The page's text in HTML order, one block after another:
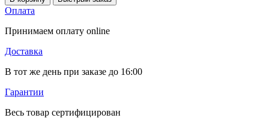
Оплата
Принимаем оплату online
Доставка
В тот же день при заказе до 16:00
Гарантии
Весь товар сертифицирован